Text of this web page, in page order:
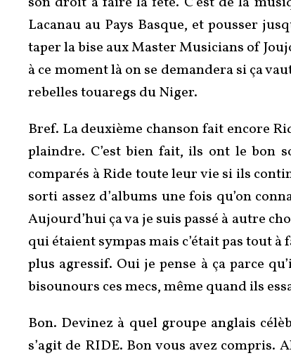
Lacanau au Pays Basque, et pousser
taper la bise aux Master Musicians of
à ce moment là on se demandera si ça
rebelles touaregs du Niger.
Bref. La deuxième chanson fait encore
plaindre. C’est bien fait, ils ont le bon
comparés à Ride toute leur vie si ils
sorti assez d’albums une fois qu’on
Aujourd’hui ça va je suis passé à autre
qui étaient sympas mais c’était pas tout à
plus agressif. Oui je pense à ça parce
bisounours ces mecs, même quand ils
Bon. Devinez à quel groupe anglais
s’agit de RIDE. Bon vous avez compris.